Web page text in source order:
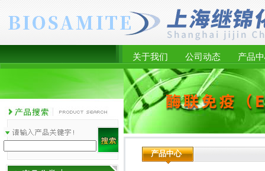
关于我们 公司动态 产品
产品中心